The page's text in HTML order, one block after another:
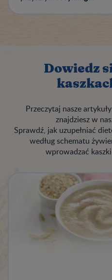
Dowiedz
Przeczytaj nasze
znajdziesz w
Sprawdź, jak uzupełniać
według schematu
wprowadzać